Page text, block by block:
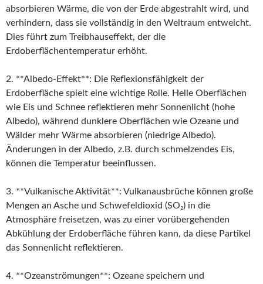
absorbieren Wärme, die von der Erde abgestrahlt wird, und
verhindern, dass sie vollständig in den Weltraum entweicht.
Dies führt zum Treibhauseffekt, der die
Erdoberflächentemperatur erhöht.
2. **Albedo-Effekt**: Die Reflexionsfähigkeit der
Erdoberfläche spielt eine wichtige Rolle. Helle Oberflächen
wie Eis und Schnee reflektieren mehr Sonnenlicht (hohe
Albedo), während dunklere Oberflächen wie Ozeane und
Wälder mehr Wärme absorbieren (niedrige Albedo).
Änderungen in der Albedo, z.B. durch schmelzendes Eis,
können die Temperatur beeinflussen.
3. **Vulkanische Aktivität**: Vulkanausbrüche können große
Mengen an Asche und Schwefeldioxid (SO₂) in die
Atmosphäre freisetzen, was zu einer vorübergehenden
Abkühlung der Erdoberfläche führen kann, da diese Partikel
das Sonnenlicht reflektieren.
4. **Ozeanströmungen**: Ozeane speichern und